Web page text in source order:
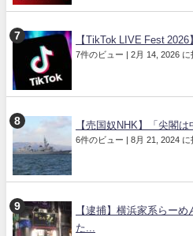
【TikTok LIVE Fest 2026
7件のビュー | 2月 14, 2026 に
【売国奴NHK】「尖閣
6件のビュー | 8月 21, 2024 に
【逮捕】横浜家系らー
た...